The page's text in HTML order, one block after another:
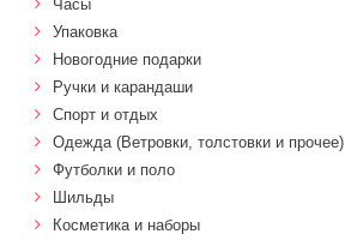
Часы
Упаковка
Новогодние подарки
Ручки и карандаши
Спорт и отдых
Одежда (Ветровки, толстовки и прочее)
Футболки и поло
Шильды
Косметика и наборы